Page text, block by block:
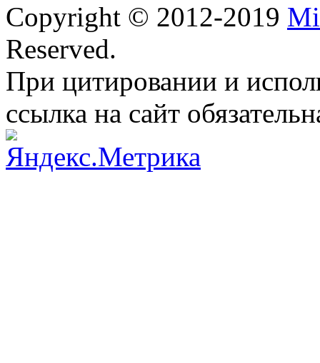
Copyright © 2012-2019
Reserved.
При цитировании и
ссылка на сайт